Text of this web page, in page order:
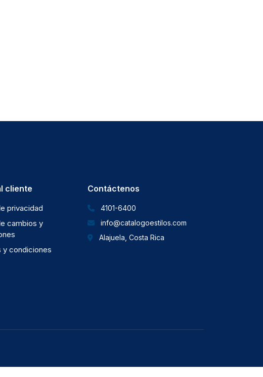
cliente
privacidad
cambios y
y condiciones
Contáctenos
4101-6400
info@catalogoestilos.com
Alajuela, Costa Rica